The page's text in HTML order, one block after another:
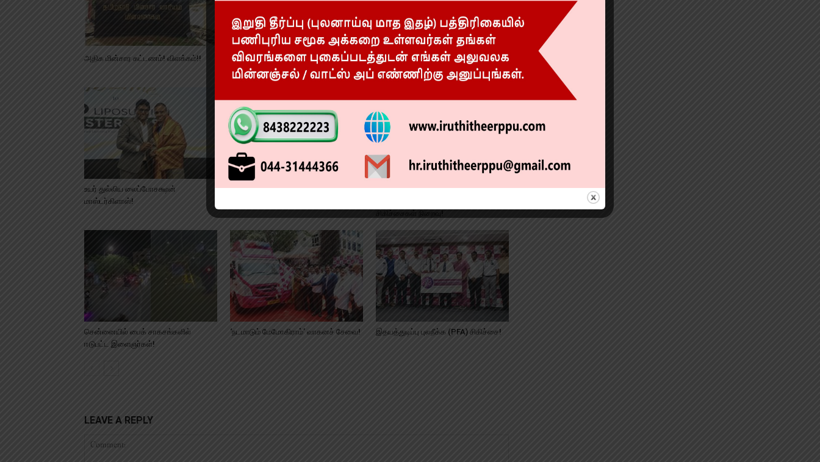
அதிக மின்சார கட்டணம்! விளக்கம்!!
நீட் தேர்வு போராட்டம்! சென்னை மெரினா
கடற்கரையில் போலீஸ் பாதுகாப்பு!!
EEMAGINE 2026
உயர் துல்லிய லைப்போசக்ஷன்
மாஸ்டர்கிளாஸ்!
காவேரி மருத்துவமனையின் ‘ஹைபிரிட்
அப்பல்லோ குழந்தைகள்
சென்னையில் பைக் சாகசங்களில்
ஈடுபட்ட இளைஞர்கள்!
‘நடமாடும் மேமோகிராம்’ வாகனச் சேவை! இதயத்துடிப்பு புலநீக்க (PFA) சிகிச்சை!
LEAVE A REPLY